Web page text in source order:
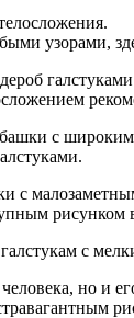
узорами,
с
рисунком
с
но и